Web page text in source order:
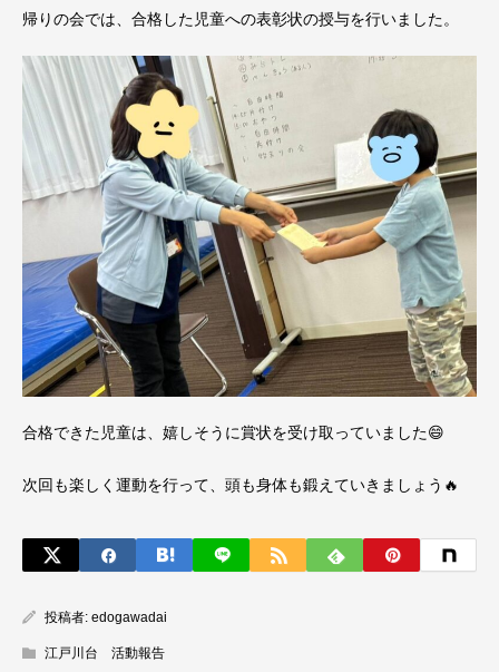
帰りの会では、合格した児童への表彰状の授与を行いました。
合格できた児童は、嬉しそうに賞状を受け取っていました😄
次回も楽しく運動を行って、頭も身体も鍛えていきましょう🔥
投稿者: edogawadai
江戸川台 活動報告